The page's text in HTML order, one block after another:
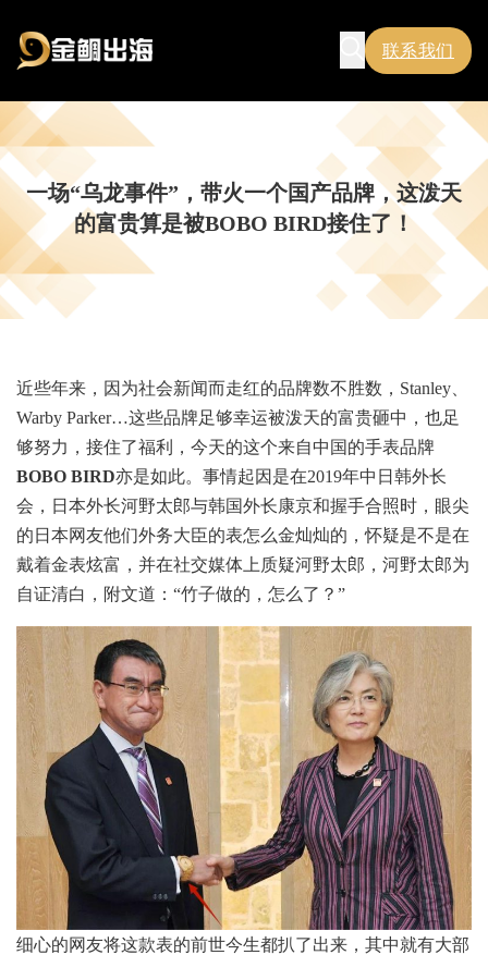
联系我们
一场“乌龙事件”，带火一个国产品牌，这泼天
的富贵算是被BOBO BIRD接住了！
近些年来，因为社会新闻而走红的品牌数不胜数，Stanley、
Warby Parker…这些品牌足够幸运被泼天的富贵砸中，也足
够努力，接住了福利，今天的这个来自中国的手表品牌
BOBO BIRD亦是如此。事情起因是在2019年中日韩外长
会，日本外长河野太郎与韩国外长康京和握手合照时，眼尖
的日本网友他们外务大臣的表怎么金灿灿的，怀疑是不是在
戴着金表炫富，并在社交媒体上质疑河野太郎，河野太郎为
自证清白，附文道：“竹子做的，怎么了？”
细心的网友将这款表的前世今生都扒了出来，其中就有大部